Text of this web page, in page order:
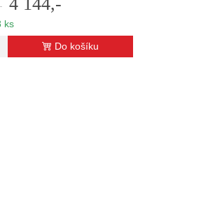
ks
Do košíku